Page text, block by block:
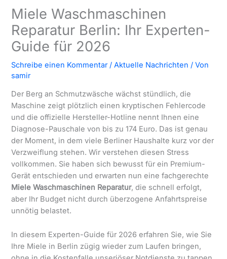
Miele Waschmaschinen
Reparatur Berlin: Ihr Experten-
Guide für 2026
Schreibe einen Kommentar /Aktuelle Nachrichten / Von
samir
Der Berg an Schmutzwäsche wächst stündlich, die
Maschine zeigt plötzlich einen kryptischen Fehlercode
und die offizielle Hersteller-Hotline nennt Ihnen eine
Diagnose-Pauschale von bis zu 174 Euro. Das ist genau
der Moment, in dem viele Berliner Haushalte kurz vor der
Verzweiflung stehen. Wir verstehen diesen Stress
vollkommen. Sie haben sich bewusst für ein Premium-
Gerät entschieden und erwarten nun eine fachgerechte
Miele Waschmaschinen Reparatur, die schnell erfolgt,
aber Ihr Budget nicht durch überzogene Anfahrtspreise
unnötig belastet.
In diesem Experten-Guide für 2026 erfahren Sie, wie Sie
Ihre Miele in Berlin zügig wieder zum Laufen bringen,